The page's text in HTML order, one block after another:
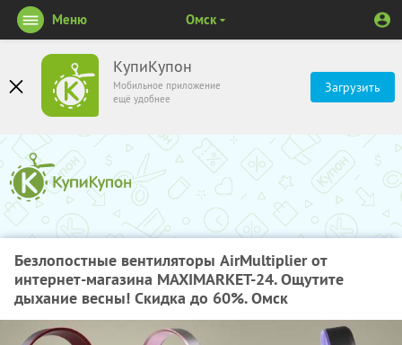
КупиКупон
Мобильное приложение
ещё удобнее
Загрузить
Меню Омск
Безлопостные вентиляторы AirMultiplier от
интернет-магазина MAXIMARKET-24. Ощутите
дыхание весны! Скидка до 60%. Омск